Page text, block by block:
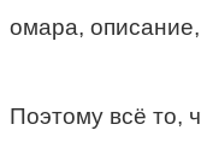
Поэтому всё то,